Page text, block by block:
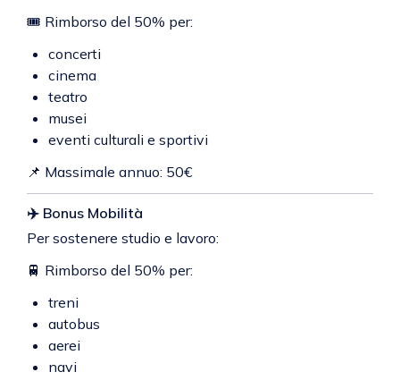
🎟️ Rimborso del 50% per:
concerti
cinema
teatro
musei
eventi culturali e sportivi
📌 Massimale annuo: 50€
✈️ Bonus Mobilità
Per sostenere studio e lavoro:
🚆 Rimborso del 50% per:
treni
autobus
aerei
navi